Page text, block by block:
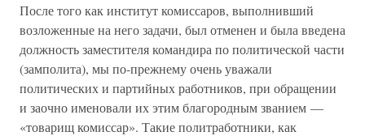
После того как институт комиссаров, выполнивший
возложенные на него задачи, был отменен и была введена
должность заместителя командира по политической части
(замполита), мы по-прежнему очень уважали
политических и партийных работников, при обращении
и заочно именовали их этим благородным званием —
«товарищ комиссар». Такие политработники, как